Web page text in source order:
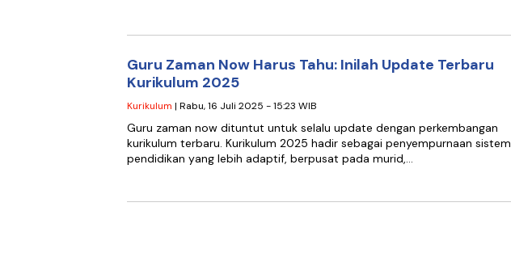
Guru Zaman Now Harus Tahu: Inilah Update Terbaru
Kurikulum 2025
Kurikulum | Rabu, 16 Juli 2025 - 15:23 WIB
Guru zaman now dituntut untuk selalu update dengan perkembangan
kurikulum terbaru. Kurikulum 2025 hadir sebagai penyempurnaan sistem
pendidikan yang lebih adaptif, berpusat pada murid,…